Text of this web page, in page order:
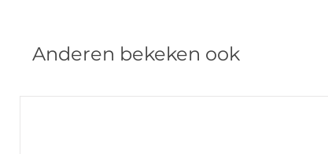
Anderen bekeken ook